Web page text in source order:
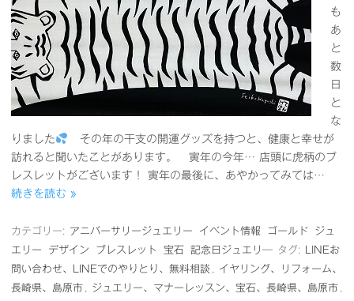
も
あ
と
数
日
と
な
りました
その年の干支の開運グッズを持つと、健康と幸せが
訪れると聞いたことがあります。 寅年の今年… 店頭に虎柄のブ
レスレットがございます！ 寅年の最後に、あやかってみては…
続きを読む »
カテゴリー: アニバーサリージュエリー イベント情報 ゴールド
ジュ
エリー
デザイン ブレスレット 宝石 記念日ジュエリ― タグ:
LINEお
問い合わせ、LINEでのやりとり、無料相談
イヤリング、リフォーム、
長崎県、島原市
ジュエリー、マナーレッスン、宝石、長崎県、島原市